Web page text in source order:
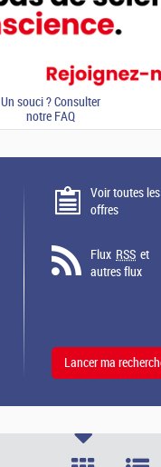
Un souci ? Consulter
notre FAQ
Voir toutes les
offres
Flux RSS et
autres flux